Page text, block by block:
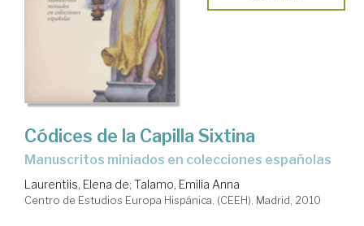
Códices de la Capilla Sixtina
manuscritos miniados en colecciones españolas
Laurentiis, Elena de; Talamo, Emilia Anna
Centro de Estudios Europa Hispánica. (CEEH). Madrid, 2010